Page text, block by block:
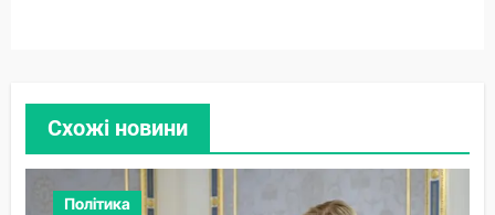
Схожі новини
Політика